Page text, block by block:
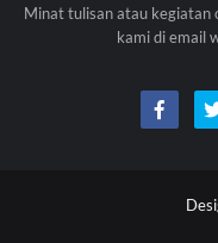
Minat tulisan atau kegiatan
kami di email